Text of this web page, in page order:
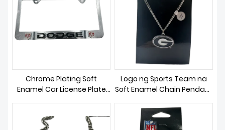
Chrome Plating Soft
Enamel Car License Plate
Logo ng Sports Team na
Soft Enamel Chain Pendant